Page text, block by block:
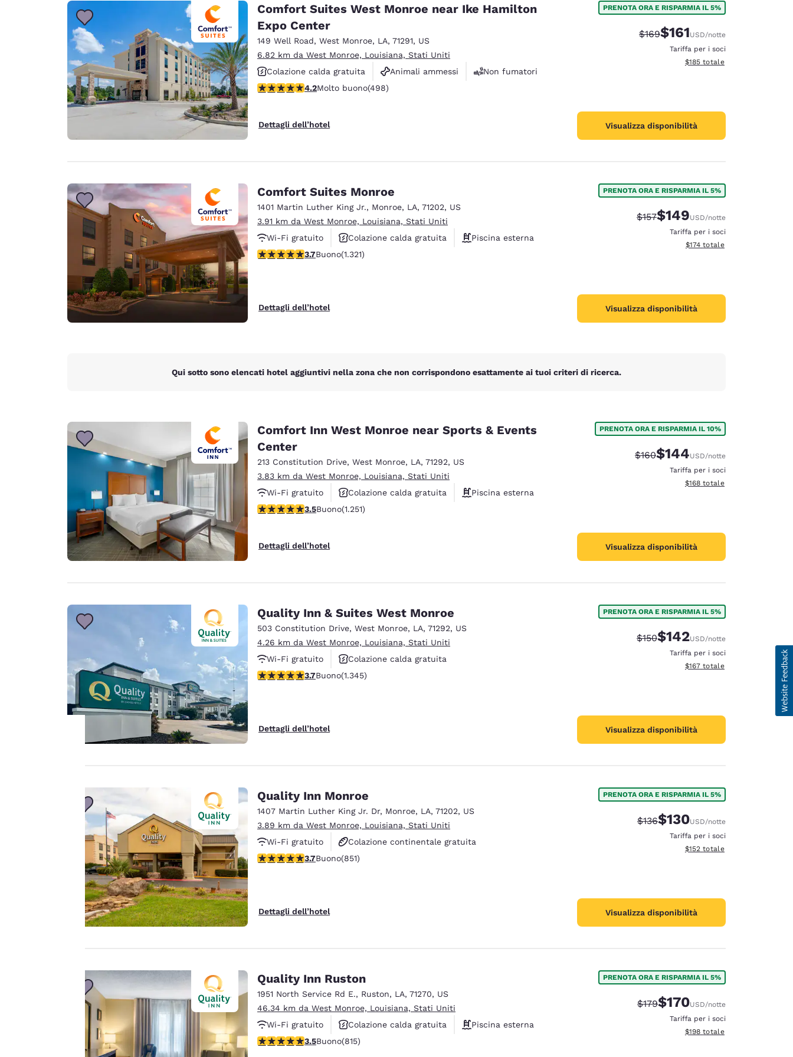
Español English
Europa
Deutschland
Deutsch
Germany
Español
Spain
English
France
Asia-Pacifico
Australia
English
India
English English
Comfort Suites West Monroe near Ike Hamilton
Expo Center
149 Well Road, West Monroe, LA, 71291, US
6.82 km da West Monroe, Louisiana, Stati Uniti
Colazione calda gratuita
Animali ammessi
Non fumatori
Valutazione di 4.15 stelle. Molto buono. 498 recensioni
4.2Molto buono(498)
Dettagli dell’hotel
PRENOTA ORA E RISPARMIA IL 5%
Tariffa di barratura:
$169Tariffa scontata:
$161USD/notte
Tariffa per i soci
Visualizza i dettagli totali
$185 totale
Visualizza disponibilità
Comfort Suites Monroe
1401 Martin Luther King Jr., Monroe, LA, 71202, US
3.91 km da West Monroe, Louisiana, Stati Uniti
Wi-Fi gratuito
Colazione calda gratuita
Piscina esterna
Valutazione di 3.69 stelle. Buono. 1321 recensioni
3.7Buono(1.321)
Dettagli dell’hotel
PRENOTA ORA E RISPARMIA IL 5%
Tariffa di barratura:
$157Tariffa scontata:
$149USD/notte
Tariffa per i soci
Visualizza i dettagli totali
$174 totale
Visualizza disponibilità
Qui sotto sono elencati hotel aggiuntivi nella zona che non corrispondono esattamente ai tuoi criteri di ricerca.
Comfort Inn West Monroe near Sports & Events
Center
213 Constitution Drive, West Monroe, LA, 71292, US
3.83 km da West Monroe, Louisiana, Stati Uniti
Wi-Fi gratuito
Colazione calda gratuita
Piscina esterna
Valutazione di 3.55 stelle. Buono. 1251 recensioni
3.5Buono(1.251)
Dettagli dell’hotel
PRENOTA ORA E RISPARMIA IL 10%
Tariffa di barratura:
$160Tariffa scontata:
$144USD/notte
Tariffa per i soci
Visualizza i dettagli totali
$168 totale
Visualizza disponibilità
Quality Inn & Suites West Monroe
503 Constitution Drive, West Monroe, LA, 71292, US
4.26 km da West Monroe, Louisiana, Stati Uniti
Wi-Fi gratuito
Colazione calda gratuita
Animali ammessi
Valutazione di 3.71 stelle. Buono. 1345 recensioni
3.7Buono(1.345)
Dettagli dell’hotel
PRENOTA ORA E RISPARMIA IL 5%
Tariffa di barratura:
$150Tariffa scontata:
$142USD/notte
Tariffa per i soci
Visualizza i dettagli totali
$167 totale
Visualizza disponibilità
Quality Inn Monroe
1407 Martin Luther King Jr. Dr, Monroe, LA, 71202, US
3.89 km da West Monroe, Louisiana, Stati Uniti
Wi-Fi gratuito
Colazione continentale gratuita
Animali ammessi
Valutazione di 3.71 stelle. Buono. 851 recensioni
3.7Buono(851)
Dettagli dell’hotel
PRENOTA ORA E RISPARMIA IL 5%
Tariffa di barratura:
$136Tariffa scontata:
$130USD/notte
Tariffa per i soci
Visualizza i dettagli totali
$152 totale
Visualizza disponibilità
Quality Inn Ruston
1951 North Service Rd E., Ruston, LA, 71270, US
46.34 km da West Monroe, Louisiana, Stati Uniti
Wi-Fi gratuito
Colazione calda gratuita
Piscina esterna
Valutazione di 3.52 stelle. Buono. 815 recensioni
3.5Buono(815)
PRENOTA ORA E RISPARMIA IL 5%
Tariffa di barratura:
$179Tariffa scontata:
$170USD/notte
Tariffa per i soci
Visualizza i dettagli totali
$198 totale
privacy è
importante
Il nostro sito utilizza
cookie, anche di terze
parti, per finalità
analitiche e per
offrirti un'esperienza
web personalizzata
di navigazione. Questo
significa che
possiamo ricordare i
tuoi dati, mostrarti i
prodotti di tuo